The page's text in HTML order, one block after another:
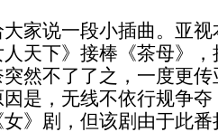
说一段小插曲。亚视
天下》接棒《茶母》
然不了了之，一度更
是，无线不依行规争
》剧，但该剧由于此